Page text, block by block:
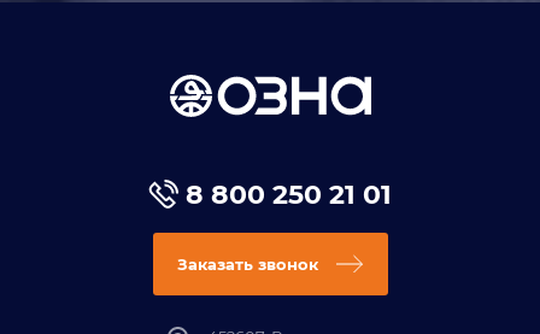
8 800 250 21 01
Заказать звонок